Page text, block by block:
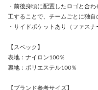
・前後身頃に配置したロゴと合
工することで、チームごとに独自
・サイドポケットあり（ファスナ
【スペック】
表地：ナイロン100％
裏地：ポリエステル100％
【ブランド参考サイズ】